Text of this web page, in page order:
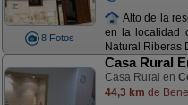
8 Fotos
Alto de la
en la localidad
Natural Riberas
Casa Rural
Casa Rural en
44,3 km de